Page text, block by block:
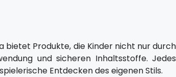
bietet Produkte, die Kinder nicht nur durch
und sicheren Inhaltsstoffe. Jedes
Entdecken des eigenen Stils.